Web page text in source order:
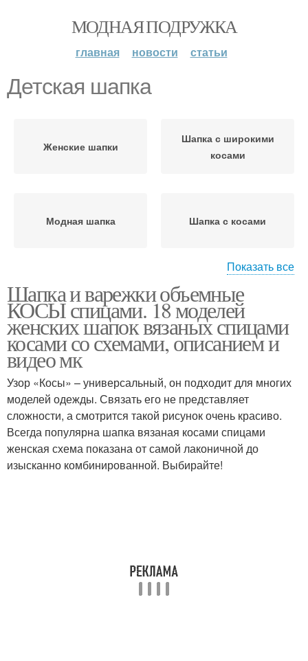
МОДНАЯ ПОДРУЖКА
главная новости статьи
Детская шапка
Женские шапки
Шапка с широкими
косами
Модная шапка Шапка с косами
Красивая шапка
Шапка со сложными
косами
Вязаная шапка
Модные шапки Шапки с косами
Показать все
Шапка и варежки объемные
КОСЫ спицами. 18 моделей
женских шапок вязаных спицами
косами со схемами, описанием и
видео мк
Узор «Косы» – универсальный, он подходит для многих
моделей одежды. Связать его не представляет
сложности, а смотрится такой рисунок очень красиво.
Всегда популярна шапка вязаная косами спицами
женская схема показана от самой лаконичной до
изысканно комбинированной. Выбирайте!